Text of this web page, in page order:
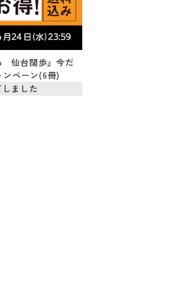
仙台闊歩』今だ
ンペーン(6冊)
ました